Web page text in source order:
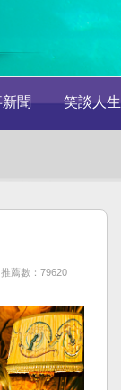
聞 笑談人生
推薦數：79620